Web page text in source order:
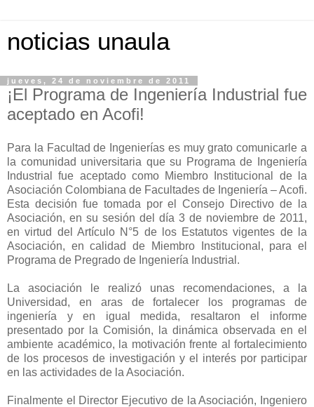
noticias unaula
jueves, 24 de noviembre de 2011
¡El Programa de Ingeniería Industrial fue
aceptado en Acofi!
Para la Facultad de Ingenierías es muy grato comunicarle a
la comunidad universitaria que su Programa de Ingeniería
Industrial fue aceptado como Miembro Institucional de la
Asociación Colombiana de Facultades de Ingeniería – Acofi.
Esta decisión fue tomada por el Consejo Directivo de la
Asociación, en su sesión del día 3 de noviembre de 2011,
en virtud del Artículo N°5 de los Estatutos vigentes de la
Asociación, en calidad de Miembro Institucional, para el
Programa de Pregrado de Ingeniería Industrial.
La asociación le realizó unas recomendaciones, a la
Universidad, en aras de fortalecer los programas de
ingeniería y en igual medida, resaltaron el informe
presentado por la Comisión, la dinámica observada en el
ambiente académico, la motivación frente al fortalecimiento
de los procesos de investigación y el interés por participar
en las actividades de la Asociación.
Finalmente el Director Ejecutivo de la Asociación, Ingeniero